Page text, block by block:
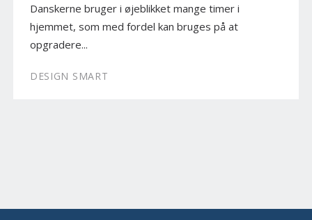
Danskerne bruger i øjeblikket mange timer i
hjemmet, som med fordel kan bruges på at
opgradere...
DESIGN SMART